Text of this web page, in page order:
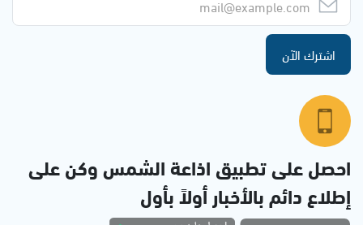
اشترك الآن
احصل على تطبيق اذاعة الشمس وكن على
إطلاع دائم بالأخبار أولاً بأول